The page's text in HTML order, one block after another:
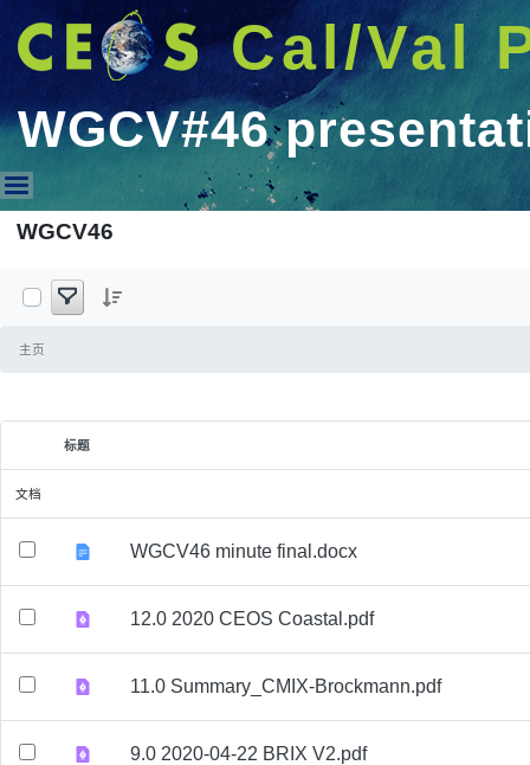
Cal/Val
WGCV#46
WGCV#46 presentations
WGCV46
主页
标题
文档
WGCV46 minute final.docx
12.0 2020 CEOS Coastal.pdf
11.0 Summary_CMIX-Brockmann.pdf
9.0 2020-04-22 BRIX V2.pdf